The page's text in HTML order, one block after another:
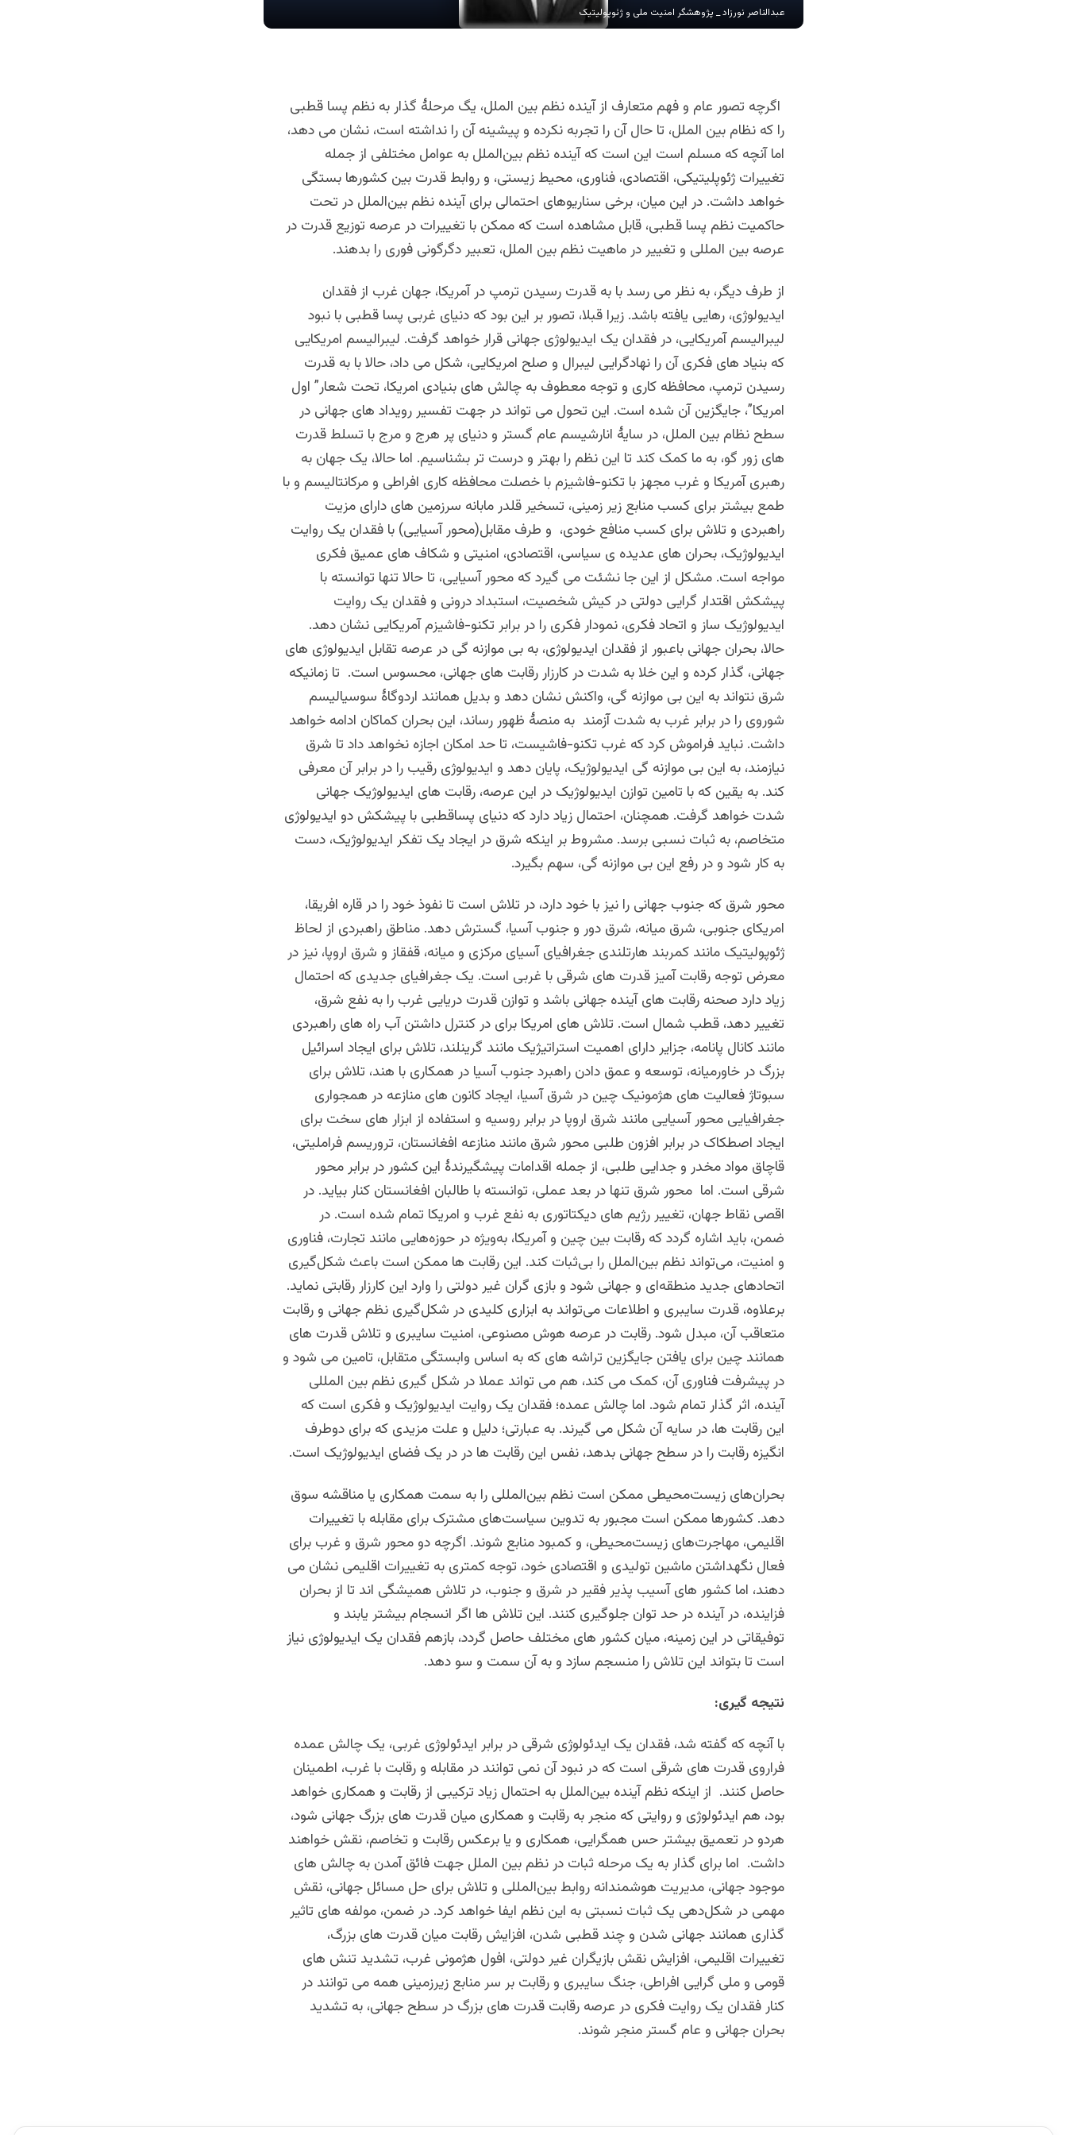
عبدالناصر نورزاد _ پژوهشگر امنیت ملی و ژئوپولیتیک
اگرچه تصور عام و فهم متعارف از آینده نظم بین الملل، یگ مرحلۀ گذار به نظم پسا قطبی
را که نظام بین الملل، تا حال آن را تجربه نکرده و پیشینه آن را نداشته است، نشان می دهد،
اما آنچه که مسلم است این است که آینده نظم بین‌الملل به عوامل مختلفی از جمله
تغییرات ژئوپلیتیکی، اقتصادی، فناوری، محیط زیستی، و روابط قدرت بین کشورها بستگی
خواهد داشت. در این میان، برخی سناریوهای احتمالی برای آینده نظم بین‌الملل در تحت
حاکمیت نظم پسا قطبی، قابل مشاهده است که ممکن با تغییرات در عرصه توزیع قدرت در
عرصه بین المللی و تغییر در ماهیت نظم بین الملل، تعبیر دگرگونی فوری را بدهند.
از طرف دیگر، به نظر می رسد با به قدرت رسیدن ترمپ در آمریکا، جهان غرب از فقدان
ایدیولوژی، رهایی یافته باشد. زیرا قبلا، تصور بر این بود که دنیای غربی پسا قطبی با نبود
لیبرالیسم آمریکایی، در فقدان یک ایدیولوژی جهانی قرار خواهد گرفت. لیبرالیسم امریکایی
که بنیاد های فکری آن را نهادگرایی لیبرال و صلح امریکایی، شکل می داد، حالا با به قدرت
رسیدن ترمپ، محافظه کاری و توجه معطوف به چالش های بنیادی امریکا، تحت شعار” اول
امریکا”، جایگزین آن شده است. این تحول می تواند در جهت تفسیر رویداد های جهانی در
سطح نظام بین الملل، در سایۀ انارشیسم عام گستر و دنیای پر هرج و مرج با تسلط قدرت
های زور گو، به ما کمک کند تا این نظم را بهتر و درست تر بشناسیم. اما حالا، یک جهان به
رهبری آمریکا و غرب مجهز با تکنو-فاشیزم با خصلت محافظه کاری افراطی و مرکانتالیسم و با
طمع بیشتر برای کسب منابع زیر زمینی، تسخیر قلدر مابانه سرزمین های دارای مزیت
راهبردی و تلاش برای کسب منافع خودی، و طرف مقابل(محور آسیایی) با فقدان یک روایت
ایدیولوژیک، بحران های عدیده ی سیاسی، اقتصادی، امنیتی و شکاف های عمیق فکری
مواجه است. مشکل از این جا نشئت می گیرد که محور آسیایی، تا حالا تنها توانسته با
پیشکش اقتدار گرایی دولتی در کیش شخصیت، استبداد درونی و فقدان یک روایت
ایدیولوژیک ساز و اتحاد فکری، نمودار فکری را در برابر تکنو-فاشیزم آمریکایی نشان دهد.
حالا، بحران جهانی باعبور از فقدان ایدیولوژی، به بی موازنه گی در عرصه تقابل ایدیولوژی های
جهانی، گذار کرده و این خلا به شدت در کارزار رقابت های جهانی، محسوس است. تا زمانیکه
شرق نتواند به این بی موازنه گی، واکنش نشان دهد و بدیل همانند اردوگاۀ سوسیالیسم
شوروی را در برابر غرب به شدت آزمند به منصۀ ظهور رساند، این بحران کماکان ادامه خواهد
داشت. نباید فراموش کرد که غرب تکنو-فاشیست، تا حد امکان اجازه نخواهد داد تا شرق
نیازمند، به این بی موازنه گی ایدیولوژیک، پایان دهد و ایدیولوژی رقیب را در برابر آن معرفی
کند. به یقین که با تامین توازن ایدیولوژیک در این عرصه، رقابت های ایدیولوژیک جهانی
شدت خواهد گرفت. همچنان، احتمال زیاد دارد که دنیای پساقطبی با پیشکش دو ایدیولوژی
متخاصم، به ثبات نسبی برسد. مشروط بر اینکه شرق در ایجاد یک تفکر ایدیولوژیک، دست
به کار شود و در رفع این بی موازنه گی، سهم بگیرد.
محور شرق که جنوب جهانی را نیز با خود دارد، در تلاش است تا نفوذ خود را در قاره افریقا،
امریکای جنوبی، شرق میانه، شرق دور و جنوب آسیا، گسترش دهد. مناطق راهبردی از لحاظ
ژئوپولیتیک مانند کمربند هارتلندی جغرافیای آسیای مرکزی و میانه، قفقاز و شرق اروپا، نیز در
معرض توجه رقابت آمیز قدرت های شرقی با غربی است. یک جغرافیای جدیدی که احتمال
زیاد دارد صحنه رقابت های آینده جهانی باشد و توازن قدرت دریایی غرب را به نفع شرق،
تغییر دهد، قطب شمال است. تلاش های امریکا برای در کنترل داشتن آب راه های راهبردی
مانند کانال پانامه، جزایر دارای اهمیت استراتیژیک مانند گرینلند، تلاش برای ایجاد اسرائیل
بزرگ در خاورمیانه، توسعه و عمق دادن راهبرد جنوب آسیا در همکاری با هند، تلاش برای
سبوتاژ فعالیت های هژمونیک چین در شرق آسیا، ایجاد کانون های منازعه در همجواری
جغرافیایی محور آسیایی مانند شرق اروپا در برابر روسیه و استفاده از ابزار های سخت برای
ایجاد اصطکاک در برابر افزون طلبی محور شرق مانند منازعه افغانستان، تروریسم فراملیتی،
قاچاق مواد مخدر و جدایی طلبی، از جمله اقدامات پیشگیرندۀ این کشور در برابر محور
شرقی است. اما محور شرق تنها در بعد عملی، توانسته با طالبان افغانستان کنار بیاید. در
اقصی نقاط جهان، تغییر رژیم های دیکتاتوری به نفع غرب و امریکا تمام شده است. در
ضمن، باید اشاره گردد که رقابت بین چین و آمریکا، به‌ویژه در حوزه‌هایی مانند تجارت، فناوری
و امنیت، می‌تواند نظم بین‌الملل را بی‌ثبات کند. این رقابت ها ممکن است باعث شکل‌گیری
اتحادهای جدید منطقه‌ای و جهانی شود و بازی گران غیر دولتی را وارد این کارزار رقابتی نماید.
برعلاوه، قدرت سایبری و اطلاعات می‌تواند به ابزاری کلیدی در شکل‌گیری نظم جهانی و رقابت
متعاقب آن، مبدل شود. رقابت در عرصه هوش مصنوعی، امنیت سایبری و تلاش قدرت های
همانند چین برای یافتن جایگزین تراشه های که به اساس وابستگی متقابل، تامین می شود و
در پیشرفت فناوری آن، کمک می کند، هم می تواند عملا در شکل گیری نظم بین المللی
آینده، اثر گذار تمام شود. اما چالش عمده؛ فقدان یک روایت ایدیولوژیک و فکری است که
این رقابت ها، در سایه آن شکل می گیرند. به عبارتی؛ دلیل و علت مزیدی که برای دوطرف
انگیزه رقابت را در سطح جهانی بدهد، نفس این رقابت ها در در یک فضای ایدیولوژیک است.
بحران‌های زیست‌محیطی ممکن است نظم بین‌المللی را به سمت همکاری یا مناقشه سوق
دهد. کشورها ممکن است مجبور به تدوین سیاست‌های مشترک برای مقابله با تغییرات
اقلیمی، مهاجرت‌های زیست‌محیطی، و کمبود منابع شوند. اگرچه دو محور شرق و غرب برای
فعال نگهداشتن ماشین تولیدی و اقتصادی خود، توجه کمتری به تغییرات اقلیمی نشان می
دهند، اما کشور های آسیب پذیر فقیر در شرق و جنوب، در تلاش همیشگی اند تا از بحران
فزاینده، در آینده در حد توان جلوگیری کنند. این تلاش ها اگر انسجام بیشتر یابند و
توفیقاتی در این زمینه، میان کشور های مختلف حاصل گردد، بازهم فقدان یک ایدیولوژی نیاز
است تا بتواند این تلاش را منسجم سازد و به آن سمت و سو دهد.
نتیجه گیری:
با آنچه که گفته شد، فقدان یک ایدئولوژی شرقی در برابر ایدئولوژی غربی، یک چالش عمده
فراروی قدرت های شرقی است که در نبود آن نمی توانند در مقابله و رقابت با غرب، اطمینان
حاصل کنند. از اینکه نظم آینده بین‌الملل به احتمال زیاد ترکیبی از رقابت و همکاری خواهد
بود، هم ایدئولوژی و روایتی که منجر به رقابت و همکاری میان قدرت های بزرگ جهانی شود،
هردو در تعمیق بیشتر حس همگرایی، همکاری و یا برعکس رقابت و تخاصم، نقش خواهند
داشت. اما برای گذار به یک مرحله ثبات در نظم بین الملل جهت فائق آمدن به چالش های
موجود جهانی، مدیریت هوشمندانه روابط بین‌المللی و تلاش برای حل مسائل جهانی، نقش
مهمی در شکل‌دهی یک ثبات نسبتی به این نظم ایفا خواهد کرد. در ضمن، مولفه های تاثیر
گذاری همانند جهانی شدن و چند قطبی شدن، افزایش رقابت میان قدرت های بزرگ،
تغییرات اقلیمی، افزایش نقش بازیگران غیر دولتی، افول هژمونی غرب، تشدید تنش های
قومی و ملی گرایی افراطی، جنگ سایبری و رقابت بر سر منابع زیرزمینی همه می توانند در
کنار فقدان یک روایت فکری در عرصه رقابت قدرت های بزرگ در سطح جهانی، به تشدید
بحران جهانی و عام گستر منجر شوند.